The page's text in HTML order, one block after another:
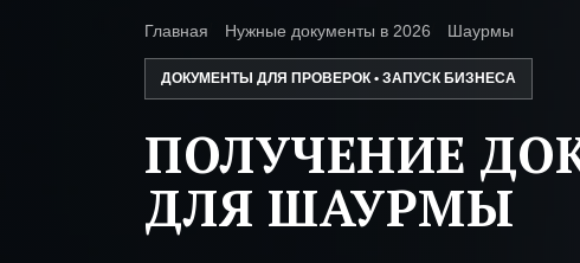
Главная Нужные документы в 2026 Шаурмы
ДОКУМЕНТЫ ДЛЯ ПРОВЕРОК • ЗАПУСК БИЗНЕСА
ПОЛУЧЕНИЕ
ДЛЯ ШАУРМЫ